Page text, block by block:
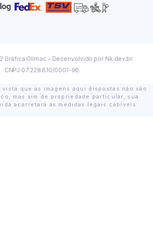
Gráfica Olimac - Desenvolvido por Nk.dev.br
CNPJ 07.228.610/0001-96.
vista que as imagens aqui dispostas não são
mas sim de propriedade particular, sua
acarretará as medidas legais cabíveis.